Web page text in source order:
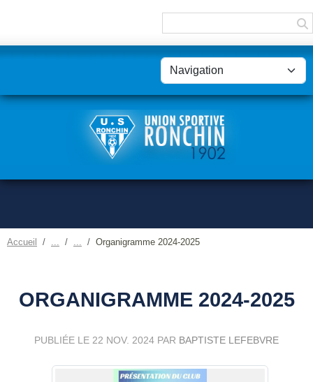
Accueil Organigramme 2024-2025
ORGANIGRAMME 2024-2025
PUBLIÉE LE 22 NOV. 2024 PAR BAPTISTE LEFEBVRE